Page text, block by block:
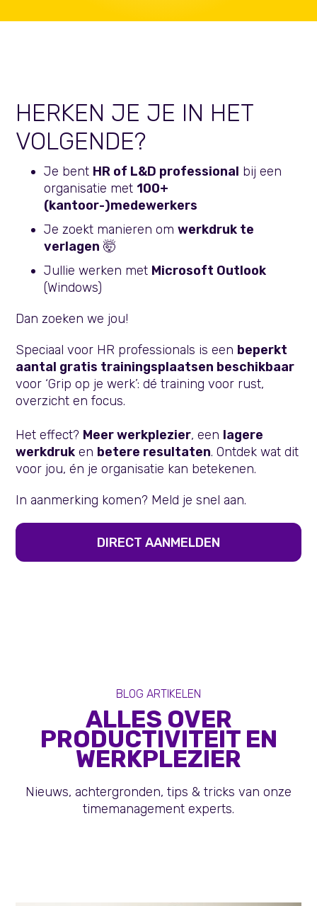
HERKEN JE JE IN HET
VOLGENDE?
Je bent HR of L&D professional bij een
organisatie met 100+
(kantoor-)medewerkers
Je zoekt manieren omwerkdruk te
verlagen 🤯
Jullie werken met Microsoft Outlook
(Windows)
Dan zoeken we jou!
Speciaal voor HR professionals is een beperkt
aantal gratis trainingsplaatsen beschikbaar
voor ‘Grip op je werk’: dé training voor rust,
overzicht en focus.
Het effect? Meer werkplezier, een lagere
werkdruk en betere resultaten. Ontdek wat dit
voor jou, én je organisatie kan betekenen.
In aanmerking komen? Meld je snel aan.
DIRECT AANMELDEN
BLOG ARTIKELEN
ALLES OVER
PRODUCTIVITEIT EN
WERKPLEZIER
Nieuws, achtergronden, tips & tricks van onze
timemanagement experts.